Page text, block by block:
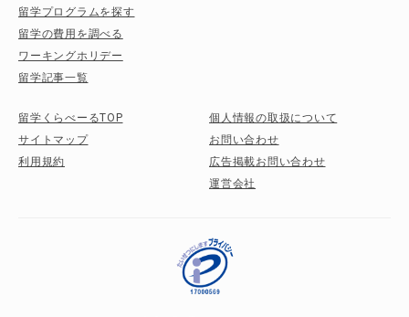
留学プログラムを探す
留学の費用を調べる
ワーキングホリデー
留学記事一覧
留学くらべーるTOP
サイトマップ
利用規約
個人情報の取扱について
お問い合わせ
広告掲載お問い合わせ
運営会社